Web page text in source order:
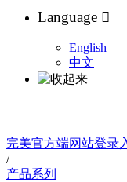
Language 
English
中文
完美官方端网站登录
/
产品系列